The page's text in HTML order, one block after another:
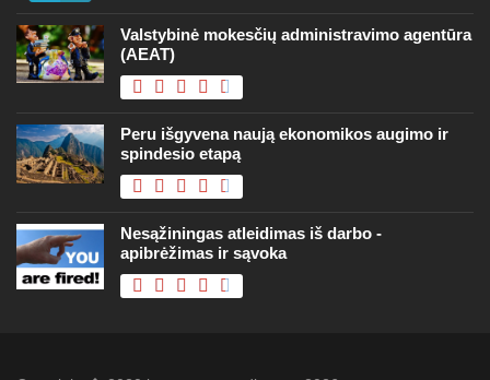
Valstybinė mokesčių administravimo agentūra
(AEAT)
Peru išgyvena naują ekonomikos augimo ir
spindesio etapą
Nesąžiningas atleidimas iš darbo -
apibrėžimas ir sąvoka